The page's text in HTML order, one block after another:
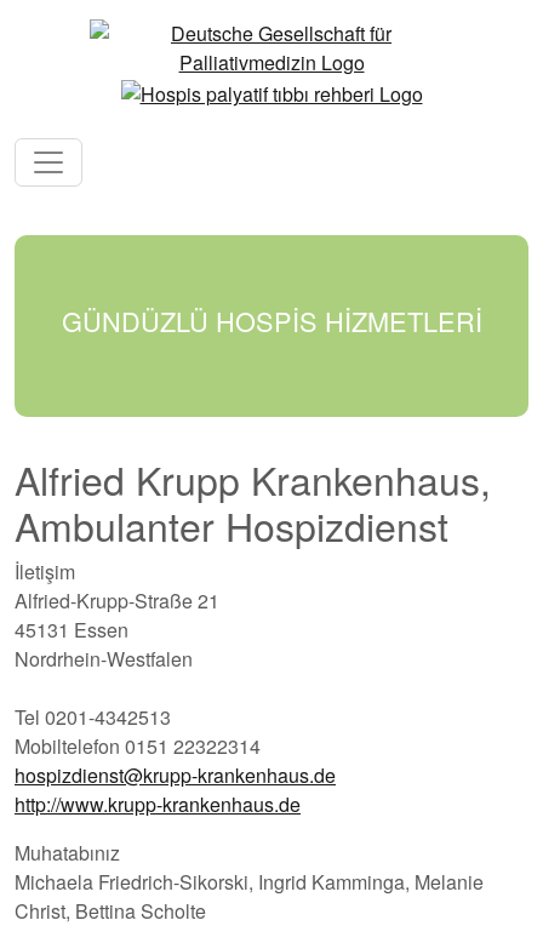
GÜNDÜZLÜ HOSPİS HİZMETLERİ
Alfried Krupp Krankenhaus,
Ambulanter Hospizdienst
İletişim
Alfried-Krupp-Straße 21
45131 Essen
Nordrhein-Westfalen
Tel 0201-4342513
Mobiltelefon 0151 22322314
hospizdienst@krupp-krankenhaus.de
http://www.krupp-krankenhaus.de
Muhatabınız
Michaela Friedrich-Sikorski, Ingrid Kamminga, Melanie
Christ, Bettina Scholte